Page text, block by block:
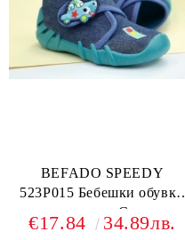
BEFADO SPEEDY
523P015 Бебешки обувки
от текстил, С коли
€17.84 34.89лв.